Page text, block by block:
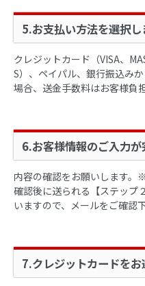
5.お支払い方法を選択し
クレジットカード（VISA、
S）、ペイパル、銀行振込みか
場合、送金手数料はお客様負
6.お客様情報のご入力が
内容の確認をお願いします
確認後に送られる【ステップ
いますので、メールをご確認下
7.クレジットカードを